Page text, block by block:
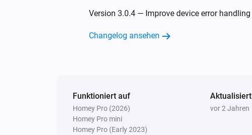
Version 3.0.4 — Improve device error handling
Changelog ansehen
Funktioniert auf
Homey Pro (2026)
Homey Pro mini
Homey Pro (Early 2023)
Aktualisiert
vor 2 Jahren